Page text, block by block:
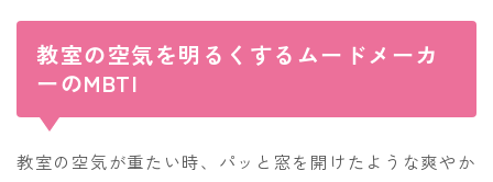
教室の空気を明るくするムードメーカ
ーのMBTI
教室の空気が重たい時、パッと窓を開けたような爽やか